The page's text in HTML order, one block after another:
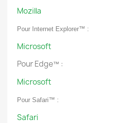
Mozilla
Pour Internet Explorer™ :
Microsoft
Pour Edge™ :
Microsoft
Pour Safari™ :
Safari